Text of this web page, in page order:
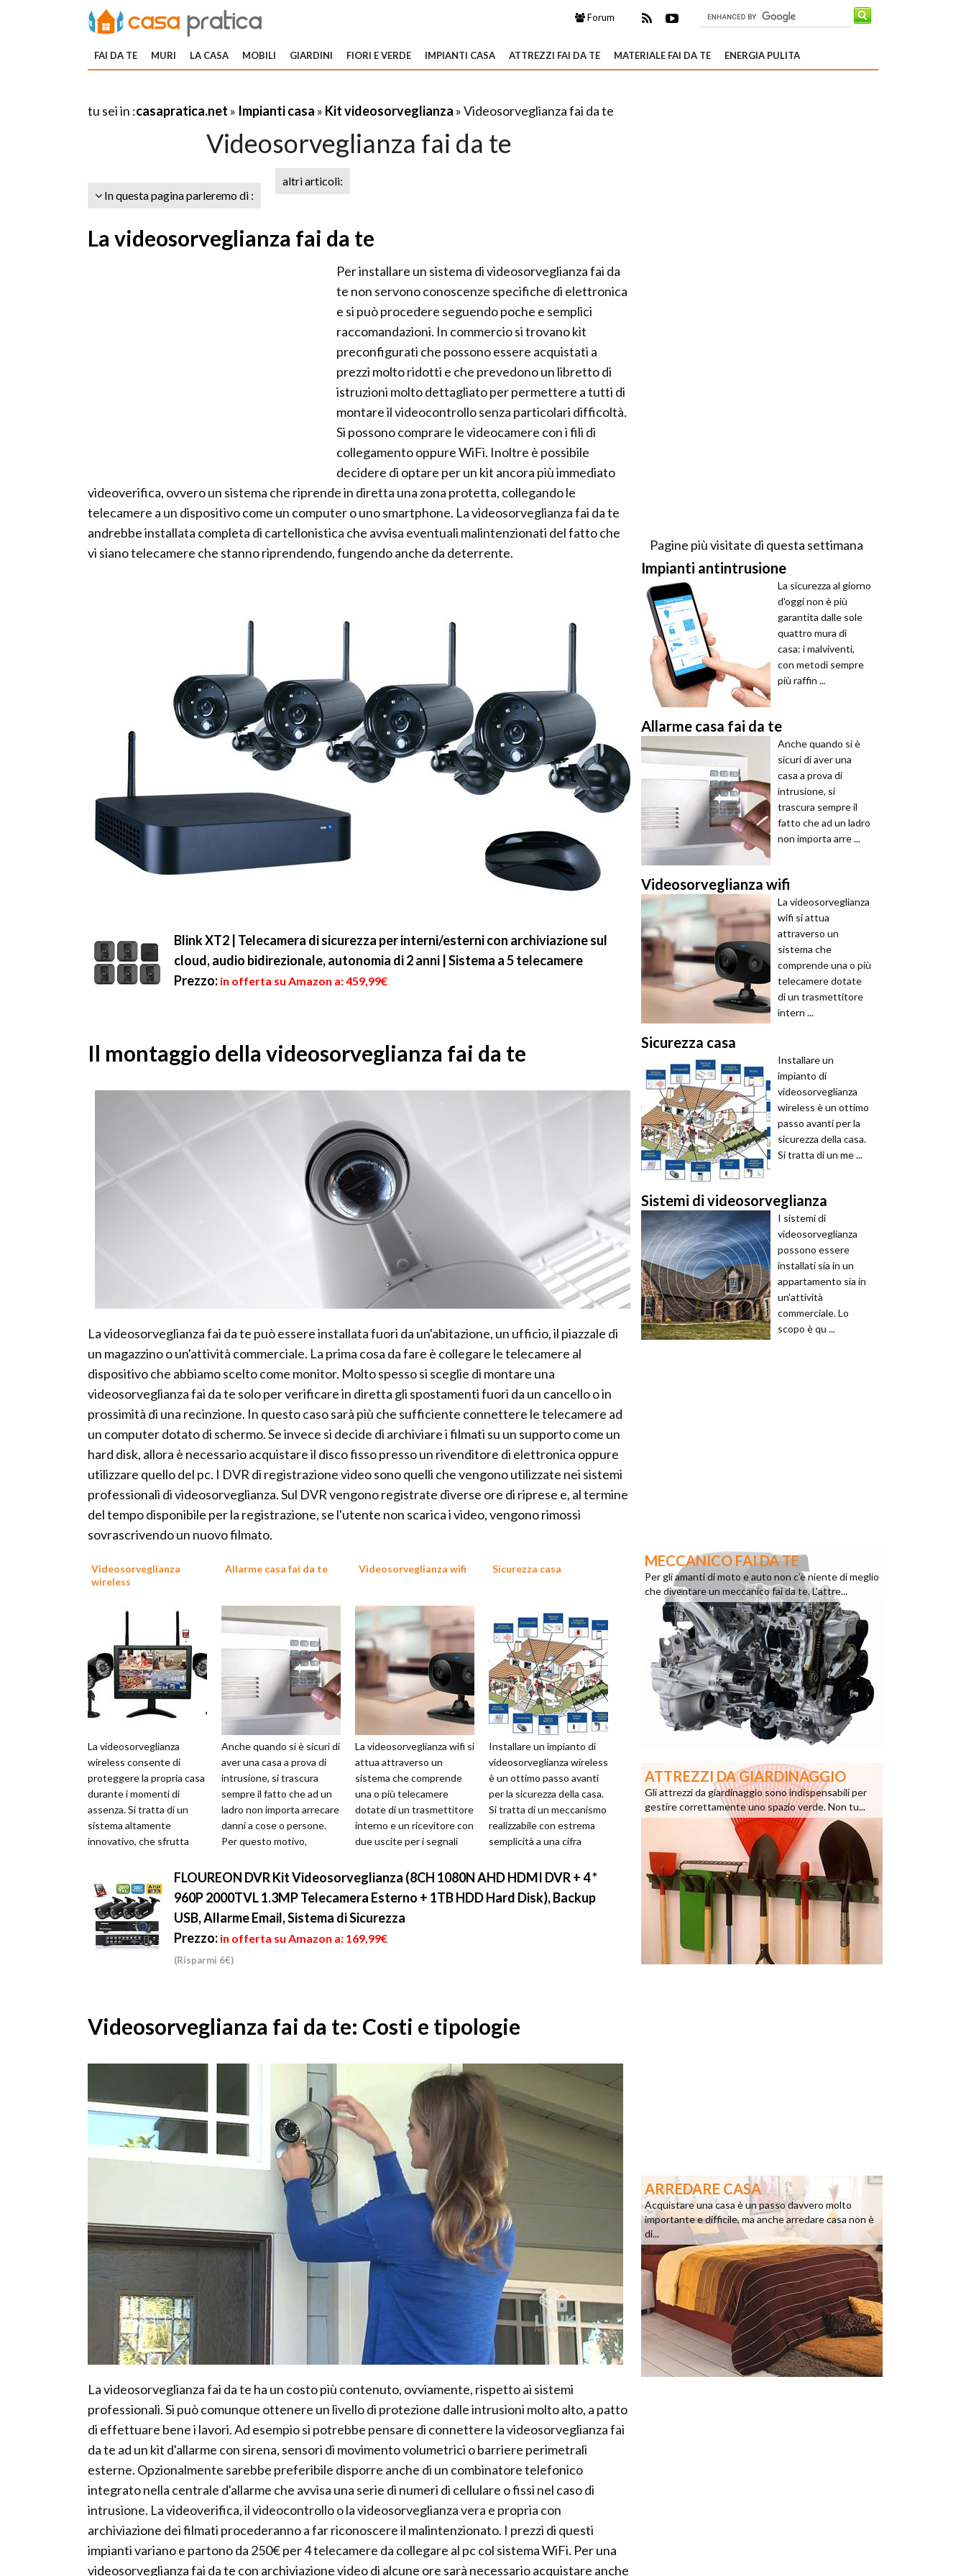
Forum
FAI DA TE MURI LA CASA MOBILI GIARDINI FIORI E VERDE IMPIANTI CASA ATTREZZI FAI DA TE MATERIALE FAI DA TE ENERGIA PULITA
tu sei in :casapratica.net » Impianti casa » Kit videosorveglianza » Videosorveglianza fai da te
Videosorveglianza fai da te
In questa pagina parleremo di :
altri articoli:
La videosorveglianza fai da te
Per installare un sistema di videosorveglianza fai da
te non servono conoscenze specifiche di elettronica
e si può procedere seguendo poche e semplici
raccomandazioni. In commercio si trovano kit
preconfigurati che possono essere acquistati a
prezzi molto ridotti e che prevedono un libretto di
istruzioni molto dettagliato per permettere a tutti di
montare il videocontrollo senza particolari difficoltà.
Si possono comprare le videocamere con i fili di
collegamento oppure WiFi. Inoltre è possibile
decidere di optare per un kit ancora più immediato
videoverifica, ovvero un sistema che riprende in diretta una zona protetta, collegando le
telecamere a un dispositivo come un computer o uno smartphone. La videosorveglianza fai da te
andrebbe installata completa di cartellonistica che avvisa eventuali malintenzionati del fatto che
vi siano telecamere che stanno riprendendo, fungendo anche da deterrente.
Blink XT2 | Telecamera di sicurezza per interni/esterni con archiviazione sul
cloud, audio bidirezionale, autonomia di 2 anni | Sistema a 5 telecamere
Prezzo: in offerta su Amazon a: 459,99€
Il montaggio della videosorveglianza fai da te
La videosorveglianza fai da te può essere installata fuori da un'abitazione, un ufficio, il piazzale di
un magazzino o un'attività commerciale. La prima cosa da fare è collegare le telecamere al
dispositivo che abbiamo scelto come monitor. Molto spesso si sceglie di montare una
videosorveglianza fai da te solo per verificare in diretta gli spostamenti fuori da un cancello o in
prossimità di una recinzione. In questo caso sarà più che sufficiente connettere le telecamere ad
un computer dotato di schermo. Se invece si decide di archiviare i filmati su un supporto come un
hard disk, allora è necessario acquistare il disco fisso presso un rivenditore di elettronica oppure
utilizzare quello del pc. I DVR di registrazione video sono quelli che vengono utilizzate nei sistemi
professionali di videosorveglianza. Sul DVR vengono registrate diverse ore di riprese e, al termine
del tempo disponibile per la registrazione, se l'utente non scarica i video, vengono rimossi
sovrascrivendo un nuovo filmato.
Videosorveglianza
wireless
La videosorveglianza
wireless consente di
proteggere la propria casa
durante i momenti di
assenza. Si tratta di un
sistema altamente
innovativo, che sfrutta
Allarme casa fai da te
Anche quando si è sicuri di
aver una casa a prova di
intrusione, si trascura
sempre il fatto che ad un
ladro non importa arrecare
danni a cose o persone.
Per questo motivo,
Videosorveglianza wifi
La videosorveglianza wifi si
attua attraverso un
sistema che comprende
una o più telecamere
dotate di un trasmettitore
interno e un ricevitore con
due uscite per i segnali
col...
Sicurezza casa
Installare un impianto di
videosorveglianza wireless
è un ottimo passo avanti
per la sicurezza della casa.
Si tratta di un meccanismo
realizzabile con estrema
semplicità a una cifra
FLOUREON DVR Kit Videosorveglianza (8CH 1080N AHD HDMI DVR + 4 *
960P 2000TVL 1.3MP Telecamera Esterno + 1TB HDD Hard Disk), Backup
USB, Allarme Email, Sistema di Sicurezza
Prezzo: in offerta su Amazon a: 169,99€
(Risparmi 6€)
Videosorveglianza fai da te: Costi e tipologie
La videosorveglianza fai da te ha un costo più contenuto, ovviamente, rispetto ai sistemi
professionali. Si può comunque ottenere un livello di protezione dalle intrusioni molto alto, a patto
di effettuare bene i lavori. Ad esempio si potrebbe pensare di connettere la videosorveglianza fai
da te ad un kit d'allarme con sirena, sensori di movimento volumetrici o barriere perimetrali
esterne. Opzionalmente sarebbe preferibile disporre anche di un combinatore telefonico
integrato nella centrale d'allarme che avvisa una serie di numeri di cellulare o fissi nel caso di
intrusione. La videoverifica, il videocontrollo o la videosorveglianza vera e propria con
archiviazione dei filmati procederanno a far riconoscere il malintenzionato. I prezzi di questi
impianti variano e partono da 250€ per 4 telecamere da collegare al pc col sistema WiFi. Per una
videosorveglianza fai da te con archiviazione video di alcune ore sarà necessario acquistare anche
Pagine più visitate di questa settimana
Impianti antintrusione
La sicurezza al giorno
d'oggi non è più
garantita dalle sole
quattro mura di
casa: i malviventi,
con metodi sempre
più raffin ...
Allarme casa fai da te
Anche quando si è
sicuri di aver una
casa a prova di
intrusione, si
trascura sempre il
fatto che ad un ladro
non importa arre ...
Videosorveglianza wifi
La videosorveglianza
wifi si attua
attraverso un
sistema che
comprende una o più
telecamere dotate
di un trasmettitore
intern ...
Sicurezza casa
Installare un
impianto di
videosorveglianza
wireless è un ottimo
passo avanti per la
sicurezza della casa.
Si tratta di un me ...
Sistemi di videosorveglianza
I sistemi di
videosorveglianza
possono essere
installati sia in un
appartamento sia in
un'attività
commerciale. Lo
scopo è qu ...
MECCANICO FAI DA TE
Per gli amanti di moto e auto non c’è niente di meglio
che diventare un meccanico fai da te. L’attre...
ATTREZZI DA GIARDINAGGIO
Gli attrezzi da giardinaggio sono indispensabili per
gestire correttamente uno spazio verde. Non tu...
ARREDARE CASA
Acquistare una casa è un passo davvero molto
importante e difficile, ma anche arredare casa non è
di...